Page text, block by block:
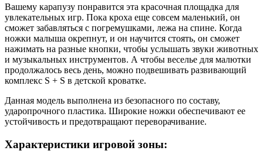
Вашему карапузу понравится эта красочная площадка для
увлекательных игр. Пока кроха еще совсем маленький, он
сможет забавляться с погремушками, лежа на спине. Когда
ножки малыша окрепнут, и он научится стоять, он сможет
нажимать на разные кнопки, чтобы услышать звуки животных
и музыкальных инструментов. А чтобы веселье для малютки
продолжалось весь день, можно подвешивать развивающий
комплекс S + S в детской кроватке.
Данная модель выполнена из безопасного по составу,
ударопрочного пластика. Широкие ножки обеспечивают ее
устойчивость и предотвращают переворачивание.
Характеристики игровой зоны: